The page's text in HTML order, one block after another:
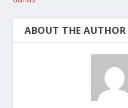
ABOUT THE AUTHOR